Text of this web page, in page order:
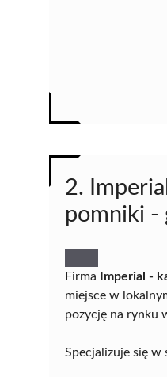
2.
pomniki -
Firma Imperial -
miejsce w
pozycję na rynku
Specjalizuje się w